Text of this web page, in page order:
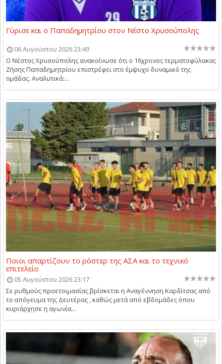
Γύρισε και ο Παπαδημητρίου στον Νέστο Χρυσούπολης
06 Αυγούστου 2026 23:49
Ο Νέστος Χρυσούπολης ανακοίνωσε ότι ο 16χρονος τερματοφύλακας
Ζήσης Παπαδημητρίου επιστρέφει στο έμψυχο δυναμικό της
ομάδας. Αναλυτικά:...
Ποιοι απαρτίζουν το ρόστερ της ΑΣΑ και το τεχνικό
επιτελείο
05 Αυγούστου 2026 23:17
Σε ρυθμούς προετοιμασίας βρίσκεται η Αναγέννηση Καρδίτσας από
το απόγευμα της Δευτέρας , καθώς μετά από εβδομάδες όπου
κυριάρχησε η αγωνία...